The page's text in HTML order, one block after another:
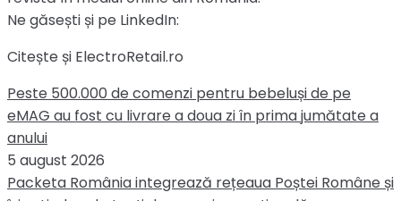
Ne găsești și pe LinkedIn:
Citește și ElectroRetail.ro
Peste 500.000 de comenzi pentru bebeluși de pe
eMAG au fost cu livrare a doua zi în prima jumătate a
anului
5 august 2026
Packeta România integrează rețeaua Poștei Române și